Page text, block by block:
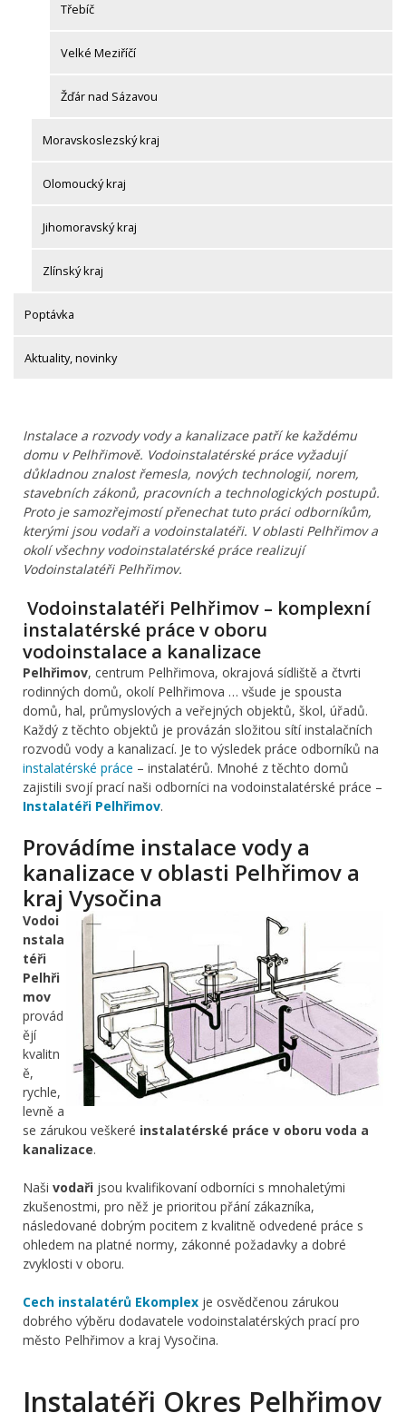
Třebíč
Velké Meziříčí
Žďár nad Sázavou
Moravskoslezský kraj
Olomoucký kraj
Jihomoravský kraj
Zlínský kraj
Poptávka
Aktuality, novinky
Instalace a rozvody vody a kanalizace patří ke každému
domu v Pelhřimově. Vodoinstalatérské práce vyžadují
důkladnou znalost řemesla, nových technologií, norem,
stavebních zákonů, pracovních a technologických postupů.
Proto je samozřejmostí přenechat tuto práci odborníkům,
kterými jsou vodaři a vodoinstalatéři. V oblasti Pelhřimov a
okolí všechny vodoinstalatérské práce realizují
Vodoinstalatéři Pelhřimov.
Vodoinstalatéři Pelhřimov – komplexní
instalatérské práce v oboru
vodoinstalace a kanalizace
Pelhřimov, centrum Pelhřimova, okrajová sídliště a čtvrti
rodinných domů, okolí Pelhřimova … všude je spousta
domů, hal, průmyslových a veřejných objektů, škol, úřadů.
Každý z těchto objektů je provázán složitou sítí instalačních
rozvodů vody a kanalizací. Je to výsledek práce odborníků na
instalatérské práce – instalatérů. Mnohé z těchto domů
zajistili svojí prací naši odborníci na vodoinstalatérské práce –
Instalatéři Pelhřimov.
Provádíme instalace vody a
kanalizace v oblasti Pelhřimov a
kraj Vysočina
Vodoi
nstala
téři
Pelhři
mov
provád
ějí
kvalitn
ě,
rychle,
levně a
se zárukou veškeré instalatérské práce v oboru voda a
kanalizace.
Naši vodaři jsou kvalifikovaní odborníci s mnohaletými
zkušenostmi, pro něž je prioritou přání zákazníka,
následované dobrým pocitem z kvalitně odvedené práce s
ohledem na platné normy, zákonné požadavky a dobré
zvyklosti v oboru.
Cech instalatérů Ekomplex je osvědčenou zárukou
dobrého výběru dodavatele vodoinstalatérských prací pro
město Pelhřimov a kraj Vysočina.
Instalatéři Okres Pelhřimov